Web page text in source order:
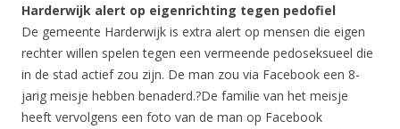
Harderwijk alert op eigenrichting tegen pedofiel
De gemeente Harderwijk is extra alert op mensen die eigen
rechter willen spelen tegen een vermeende pedoseksueel die
in de stad actief zou zijn. De man zou via Facebook een 8-
jarig meisje hebben benaderd.?De familie van het meisje
heeft vervolgens een foto van de man op Facebook